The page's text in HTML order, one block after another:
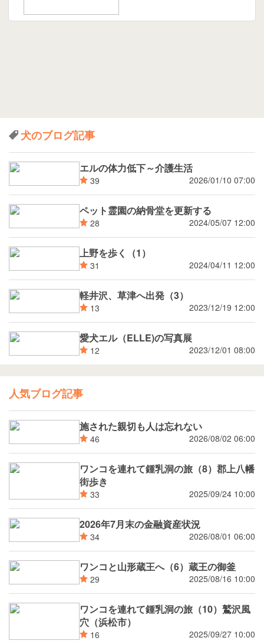
犬のブログ記事
エルの体力低下～介護生活
39 2026/01/10 07:00
ペット霊園の納骨堂を更新する
28 2024/05/07 12:00
上野を歩く（1）
31 2024/04/11 12:00
軽井沢、草津へ出発（3）
13 2023/12/19 12:00
愛犬エル（ELLE)の写真展
12 2023/12/01 08:00
人気ブログ記事
施された親切も人は忘れない
46 2026/08/02 06:00
ワンコを連れて鍾乳洞の旅（8）郡上八幡
街歩き
33 2025/09/24 10:00
2026年7月末の金融資産状況
34 2026/08/01 06:00
ワンコと山形蔵王へ（6）蔵王の御釜
29 2025/08/16 10:00
ワンコを連れて鍾乳洞の旅（10）鷲沢風
穴（浜松市）
16 2025/09/27 10:00